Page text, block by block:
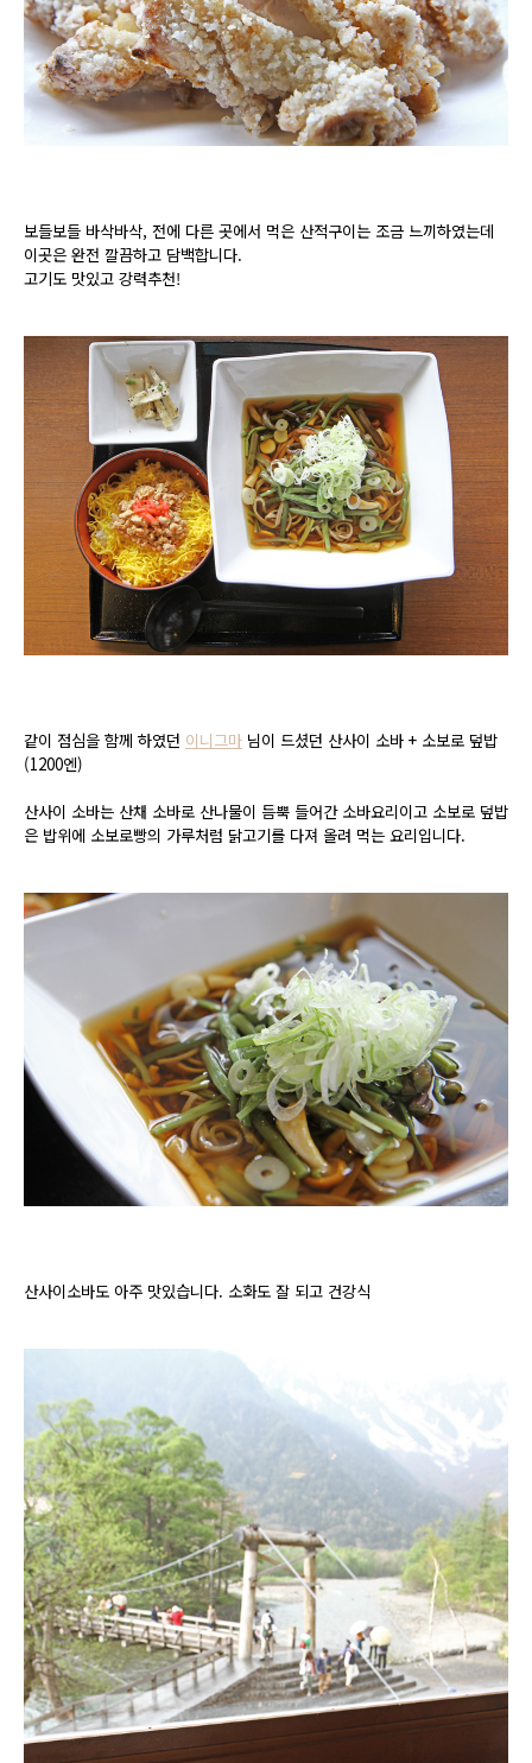
보들보들 바삭바삭, 전에 다른 곳에서 먹은 산적구이는 조금 느끼하였는데
이곳은 완전 깔끔하고 담백합니다.
고기도 맛있고 강력추천!
같이 점심을 함께 하였던 이니그마 님이 드셨던 산사이 소바 + 소보로 덮밥
(1200엔)
산사이 소바는 산채 소바로 산나물이 듬뿍 들어간 소바요리이고 소보로 덮밥
은 밥위에 소보로빵의 가루처럼 닭고기를 다져 올려 먹는 요리입니다.
산사이소바도 아주 맛있습니다. 소화도 잘 되고 건강식